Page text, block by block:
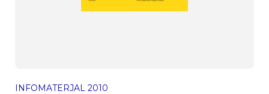
INFOMATERJAL 2010